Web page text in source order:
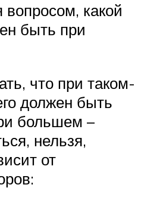
какой
быть при
что при таком-
должен быть
большем –
нельзя,
от